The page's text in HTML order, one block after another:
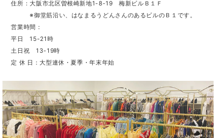
住所：大阪市北区曽根崎新地1-8-19 梅新ビルＢ１Ｆ
※御堂筋沿い、はなまるうどんさんのあるビルのＢ１です。
営業時間：
平日 15-21時
土日祝 13-19時
定 休 日：大型連休・夏季・年末年始